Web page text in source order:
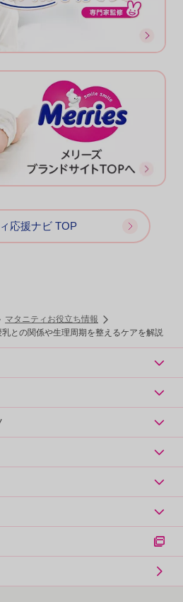
応援ナビ TOP
マタニティお役立ち情報
との関係や生理周期を整えるケアを解説